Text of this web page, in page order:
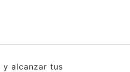
y alcanzar tus